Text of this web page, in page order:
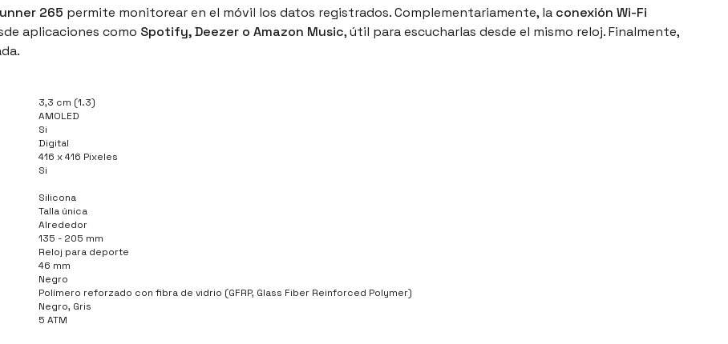
265 permite monitorear en el móvil los datos registrados. Complementariamente, la conexión Wi-Fi
aplicaciones como Spotify, Deezer o Amazon Music, útil para escucharlas desde el mismo reloj. Finalmente,
3,3 cm (1.3)
AMOLED
Si
Digital
416 x 416 Pixeles
Si
Silicona
Talla única
Alrededor
135 - 205 mm
Reloj para deporte
46 mm
Negro
Polímero reforzado con fibra de vidrio (GFRP, Glass Fiber Reinforced Polymer)
Negro, Gris
5 ATM